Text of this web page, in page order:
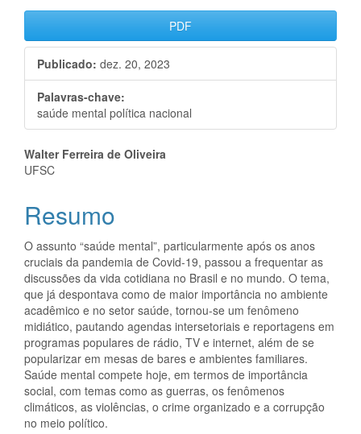
Barra
lateral
de
artigos
PDF
Publicado: dez. 20, 2023
Palavras-chave:
saúde mental política nacional
Conteúdo
artigo
principal
Walter Ferreira de Oliveira
UFSC
Resumo
O assunto “saúde mental”, particularmente após os anos
cruciais da pandemia de Covid-19, passou a frequentar as
discussões da vida cotidiana no Brasil e no mundo. O tema,
que já despontava como de maior importância no ambiente
acadêmico e no setor saúde, tornou-se um fenômeno
midiático, pautando agendas intersetoriais e reportagens em
programas populares de rádio, TV e internet, além de se
popularizar em mesas de bares e ambientes familiares.
Saúde mental compete hoje, em termos de importância
social, com temas como as guerras, os fenômenos
climáticos, as violências, o crime organizado e a corrupção
no meio político.